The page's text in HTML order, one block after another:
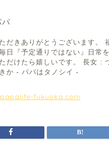
パ
だきありがとうございます。
日『予定通りではない』日常
だけたら嬉しいです。 長女 :
か - パパはタノシイ -
fukuoka.com